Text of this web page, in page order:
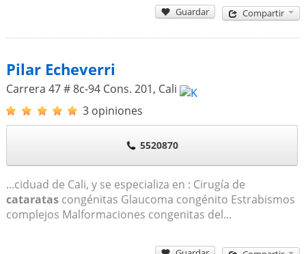
Guardar Compartir
Pilar Echeverri
Carrera 47 # 8c-94 Cons. 201, Cali
3 opiniones
5520870
...ciduad de Cali, y se especializa en : Cirugía de
cataratascongénitas Glaucoma congénito Estrabismos
complejos Malformaciones congenitas del...